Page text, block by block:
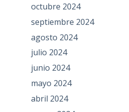
octubre 2024
septiembre 2024
agosto 2024
julio 2024
junio 2024
mayo 2024
abril 2024